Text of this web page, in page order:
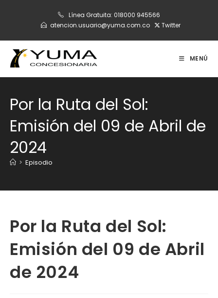
Línea Gratuita: 018000 945566
atencion.usuario@yuma.com.co
Twitter
MENÚ
Por la Ruta del Sol:
Emisión del 09 de Abril de
2024
> Episodio
Por la Ruta del Sol:
Emisión del 09 de Abril
de 2024